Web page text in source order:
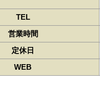
TEL
営業時間
定休日
WEB